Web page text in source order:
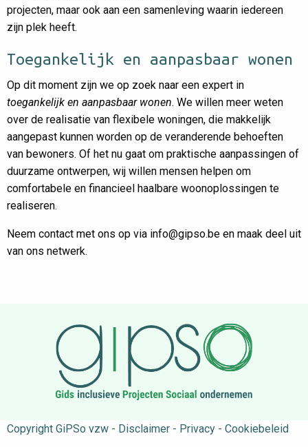
projecten, maar ook aan een samenleving waarin iedereen
zijn plek heeft.
Toegankelijk en aanpasbaar wonen
Op dit moment zijn we op zoek naar een expert in
toegankelijk en aanpasbaar wonen. We willen meer weten
over de realisatie van flexibele woningen, die makkelijk
aangepast kunnen worden op de veranderende behoeften
van bewoners. Of het nu gaat om praktische aanpassingen of
duurzame ontwerpen, wij willen mensen helpen om
comfortabele en financieel haalbare woonoplossingen te
realiseren.
Neem contact met ons op via info@gipso.be en maak deel uit
van ons netwerk.
Copyright GiPSo vzw - Disclaimer - Privacy - Cookiebeleid